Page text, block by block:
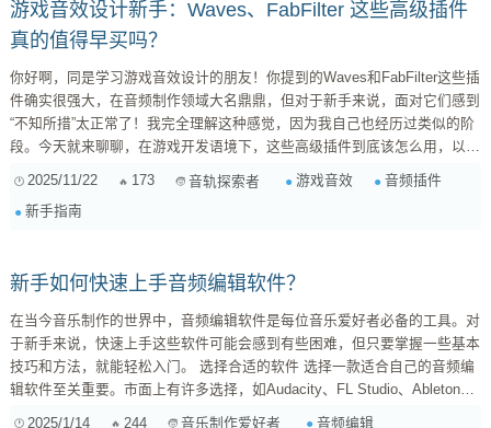
游戏音效设计新手：Waves、FabFilter 这些高级插件
真的值得早买吗？
你好啊，同是学习游戏音效设计的朋友！你提到的Waves和FabFilter这些插
件确实很强大，在音频制作领域大名鼎鼎，但对于新手来说，面对它们感到
“不知所措”太正常了！我完全理解这种感觉，因为我自己也经历过类似的阶
段。今天就来聊聊，在游戏开发语境下，这些高级插件到底该怎么用，以及
统音乐制作中，插件常常用于精细混音和母带处理，追求极致的音质和“粘
合感”。但游戏音效设计，除了少数预渲染的过场动画音效，大部分音效都
2025/11/22 173 音轨探索者 游戏音效
音频插件
新手指南
新手如何快速上手音频编辑软件？
在当今音乐制作的世界中，音频编辑软件是每位音乐爱好者必备的工具。对
于新手来说，快速上手这些软件可能会感到有些困难，但只要掌握一些基本
技巧和方法，就能轻松入门。 选择合适的软件 选择一款适合自己的音频编
辑软件至关重要。市面上有许多选择，如Audacity、FL Studio、Ableton
2025/1/14 244 音乐制作爱好者
音频编辑